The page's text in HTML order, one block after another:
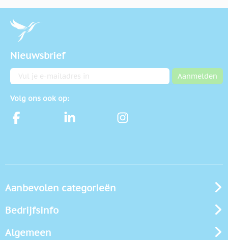
Nieuwsbrief
E-mailadres Aanmelden
Volg ons ook op:
Aanbevolen categorieën
Bedrijfsinfo
Algemeen